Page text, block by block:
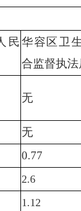
民华容区卫
合监督执法
无
无
0.77
2.6
1.12